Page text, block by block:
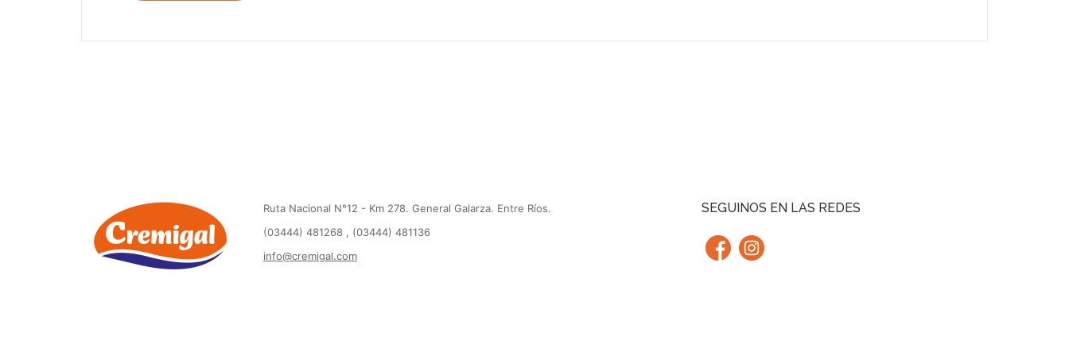
Ruta Nacional N°12 - Km 278. General Galarza. Entre Ríos.
(03444) 481268 , (03444) 481136
info@cremigal.com
SEGUINOS EN LAS REDES